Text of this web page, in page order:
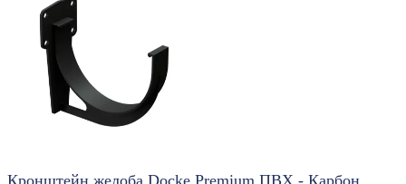
избранное
Кронштейн желоба Docke Premium ПВХ - Карбон